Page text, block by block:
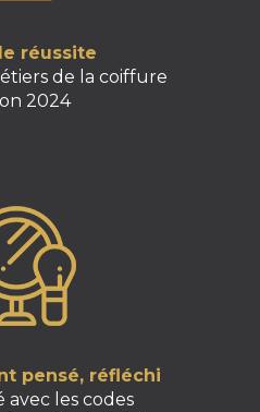
réussite
de la coiffure
2024
pensé, réfléchi
avec les codes